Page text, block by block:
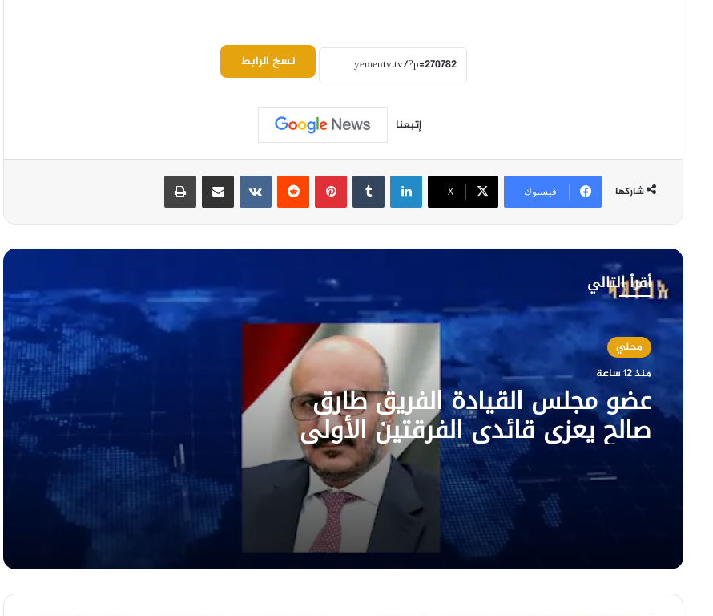
نسخ الرابط
إتبعنا
شاركها فيسبوك ‫X
لينكدإن بينتيريست مشاركة عبر البريد طباعة
أقرأ التالي
محلي
منذ 12 ساعة
عضو مجلس القيادة الفريق طارق
صالح يعزي قائدي الفرقتين الأولى
والثالثة طوارئ باستشهاد عدد من
أبطال القوات المسلحة
عضو مجلس القيادة الفريق طارق صالح يعزي
قائدي الفرقتين الأولى والثالثة طوارئ
باستشهاد عدد من أبطال القوات المسلحة
قيادة القوات المشتركة للتحالف: إصابة 11 من
المدنيين بمنطقة نجران نتيجة اعتداءات إرهابية
حوثية
تحالف دعم الشرعية يجدد دعمه الثابت للحكومة
ويعزي في شهداء الجيش جراء الهجوم
وزير الإعلام : المعسكرات المستهدفة يمنية
ومنتسبوها يمنيون.. ورواية الحوثي تضليل
التكتل الوطني للأحزاب: مليشيا الحوثي
أسقطت خيار السلام ولا بد من الحسم
واستعادة الدولة
عضو مجلس القيادة المحرّمي يستقبل وزير